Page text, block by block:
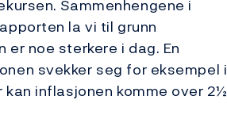
Sammenhengene i
la vi til grunn
noe sterkere i dag. En
svekker seg for eksempel i
inflasjonen komme over 2½